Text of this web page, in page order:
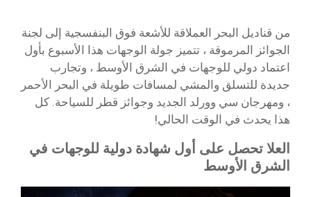
من قناديل البحر العملاقة للأشعة فوق البنفسجية إلى لجنة
الجوائز المرموقة ، تتميز جولة الوجهات هذا الأسبوع بأول
اعتماد دولي للوجهات في الشرق الأوسط ، وتجارب
جديدة للتسلق والمشي لمسافات طويلة في البحر الأحمر
، ومهرجان سي وورلد الجديد وجوائز قطر للسياحة. كل
هذا يحدث في الوقت الحالي!
العلا تحصل على أول شهادة دولية للوجهات في
الشرق الأوسط